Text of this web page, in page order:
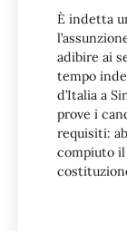
È indetta
adibire ai
tempo
d’Italia a
prove i
requisiti:
compiuto il